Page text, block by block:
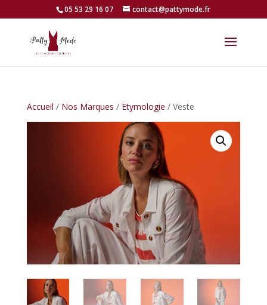
05 53 29 16 07 contact@pattymode.fr
Accueil / Nos Marques / Etymologie / Veste